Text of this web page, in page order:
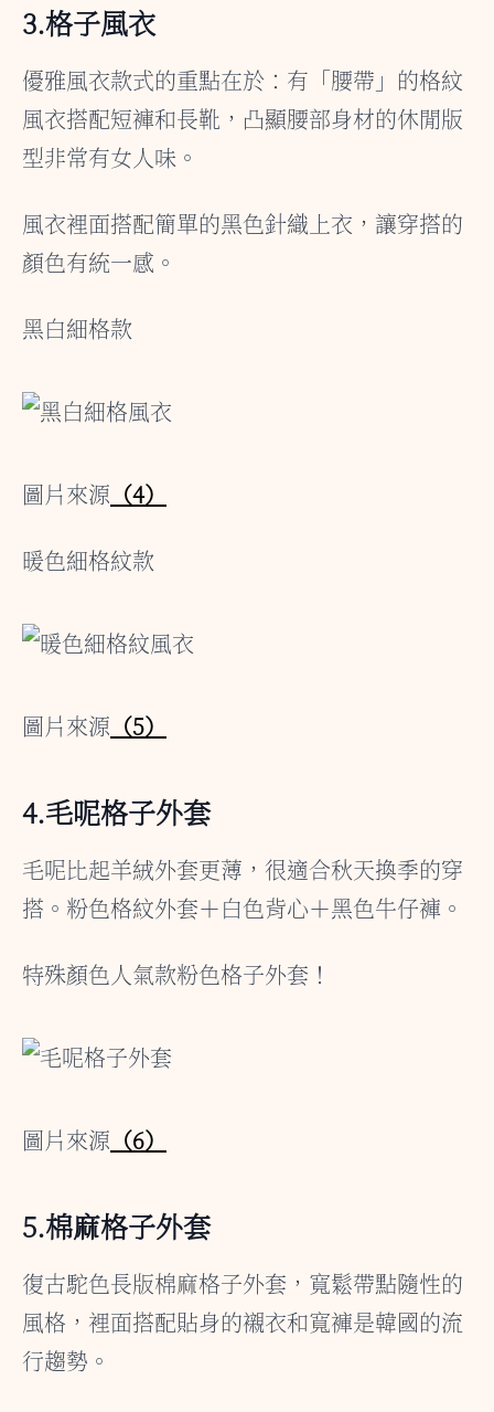
3.格子風衣
優雅風衣款式的重點在於：有「腰帶」的格紋
風衣搭配短褲和長靴，凸顯腰部身材的休閒版
型非常有女人味。
風衣裡面搭配簡單的黑色針織上衣，讓穿搭的
顏色有統一感。
黑白細格款
圖片來源 （4）
暖色細格紋款
圖片來源 （5）
4.毛呢格子外套
毛呢比起羊絨外套更薄，很適合秋天換季的穿
搭。粉色格紋外套＋白色背心＋黑色牛仔褲。
特殊顏色人氣款粉色格子外套！
圖片來源 （6）
5.棉麻格子外套
復古駝色長版棉麻格子外套，寬鬆帶點隨性的
風格，裡面搭配貼身的襯衣和寬褲是韓國的流
行趨勢。